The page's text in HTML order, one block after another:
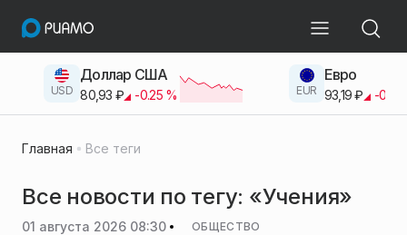
USD
Доллар США
80,93 ₽ -0.25% EUR
Евро
93,19 ₽ -0.42
Главная Все теги
Все новости по тегу: «Учения»
01 августа 2026 08:30 ОБЩЕСТВО